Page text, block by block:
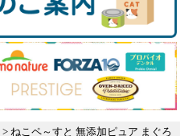
> ねこペ～すと 無添加ピュア まぐろ